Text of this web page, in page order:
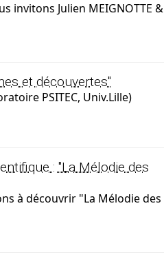
invitons Julien MEIGNOTTE &
et découvertes"
PSITEC, Univ.Lille)
: "La Mélodie des
à découvrir "La Mélodie des